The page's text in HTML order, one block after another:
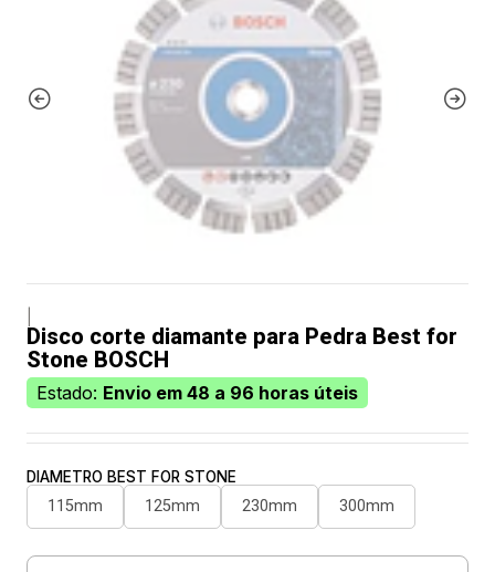
Disco corte diamante para Pedra Best for
Stone BOSCH
Estado: Envio em 48 a 96 horas úteis
DIAMETRO BEST FOR STONE
115mm 125mm 230mm 300mm